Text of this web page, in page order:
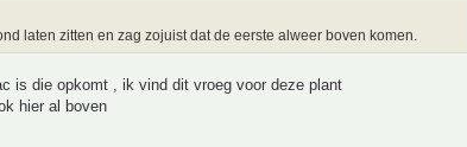
laten zitten en zag zojuist dat de eerste alweer boven komen.
is die opkomt , ik vind dit vroeg voor deze plant
hier al boven